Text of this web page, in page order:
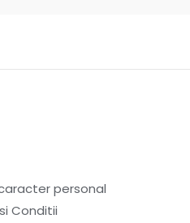
personal
Conditii